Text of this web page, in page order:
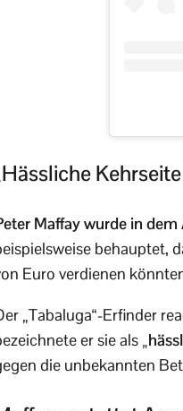
Maffay wurde in
behauptet,
Euro verdienen
„Tabaluga“-Erfinder
er sie als
die unbekannten